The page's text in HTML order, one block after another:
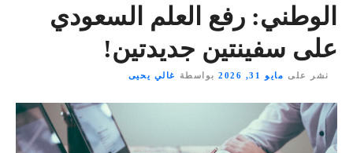
الوطني: رفع العلم السعودي
على سفينتين جديدتين!
نشر على مايو 31, 2026 بواسطة غالي يحيى